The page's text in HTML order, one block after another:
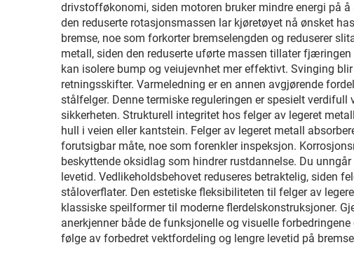
drivstofføkonomi, siden motoren bruker mindre energi på
den reduserte rotasjonsmassen lar kjøretøyet nå ønsket
bremse, noe som forkorter bremselengden og reduserer
metall, siden den reduserte uførte massen tillater
kan isolere bump og veiujevnhet mer effektivt. Svinging
retningsskifter. Varmeledning er en annen avgjørende
stålfelger. Denne termiske reguleringen er spesielt
sikkerheten. Strukturell integritet hos felger av legeret
hull i veien eller kantstein. Felger av legeret metall
forutsigbar måte, noe som forenkler inspeksjon.
beskyttende oksidlag som hindrer rustdannelse. Du
levetid. Vedlikeholdsbehovet reduseres betraktelig, siden
ståloverflater. Den estetiske fleksibiliteten til felger av
klassiske speilformer til moderne flerdelskonstruksjoner.
anerkjenner både de funksjonelle og visuelle
følge av forbedret vektfordeling og lengre levetid på